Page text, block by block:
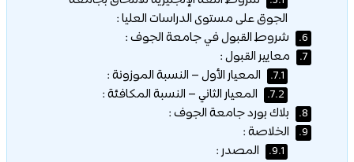
الجوق على مستوى الدراسات العليا :
6. شروط القبول في جامعة الجوف :
7. معايير القبول :
7.1. المعيار الأول – النسبة الموزونة :
7.2. المعيار الثاني – النسبة المكافئة :
8. بلاك بورد جامعة الجوف :
9. الخلاصة :
9.1. المصدر :